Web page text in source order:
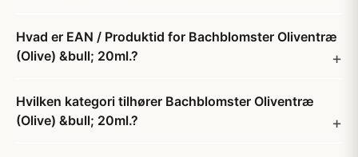
Hvad er EAN / Produktid for Bachblomster Oliventræ
(Olive) &bull; 20ml.?
Hvilken kategori tilhører Bachblomster Oliventræ
(Olive) &bull; 20ml.?